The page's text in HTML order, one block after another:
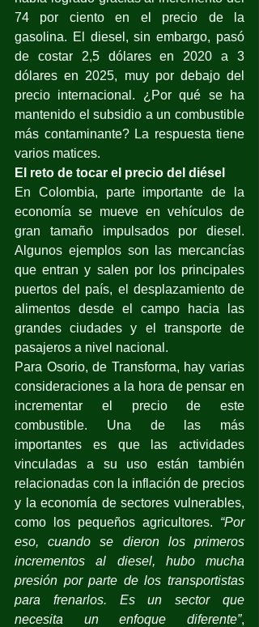
74 por ciento en el precio de la
gasolina. El diesel, sin embargo, pasó
de costar 2,5 dólares en 2020 a 3
dólares en 2025, muy por debajo del
precio internacional. ¿Por qué se ha
mantenido el subsidio a un combustible
más contaminante? La respuesta tiene
varios matices.
El reto de tocar el precio del diésel
En Colombia, parte importante de la
economía se mueve en vehículos de
gran tamaño impulsados por diesel.
Algunos ejemplos son las mercancías
que entran y salen por los principales
puertos del país, el desplazamiento de
alimentos desde el campo hacia las
grandes ciudades y el transporte de
pasajeros a nivel nacional.
Para Osorio, de Transforma, hay varias
consideraciones a la hora de pensar en
incrementar el precio de este
combustible. Una de las más
importantes es que las actividades
vinculadas a su uso están también
relacionadas con la inflación de precios
y la economía de sectores vulnerables,
como los pequeños agricultores. “Por
eso, cuando se dieron los primeros
incrementos al diesel, hubo mucha
presión por parte de los transportistas
para frenarlos. Es un sector que
necesita un enfoque diferente”,